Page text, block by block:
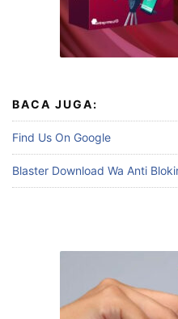
Blaster Download Wa Anti Blokir